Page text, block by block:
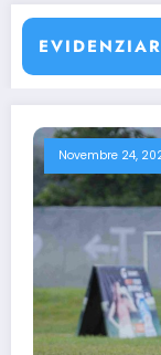
maglia Barcellona
Novembre 24,